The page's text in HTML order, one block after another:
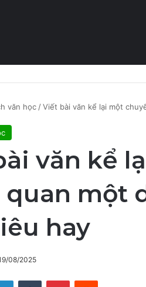
văn học /Viết bài văn kể lại một
văn kể
một
hay
08/2025